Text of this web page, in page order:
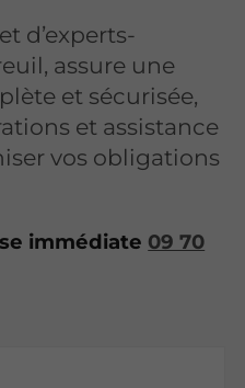
d’experts-
assure une
et sécurisée,
et assistance
vos obligations
immédiate 09 70